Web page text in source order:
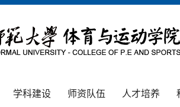
学科建设 师资队伍 人才培养